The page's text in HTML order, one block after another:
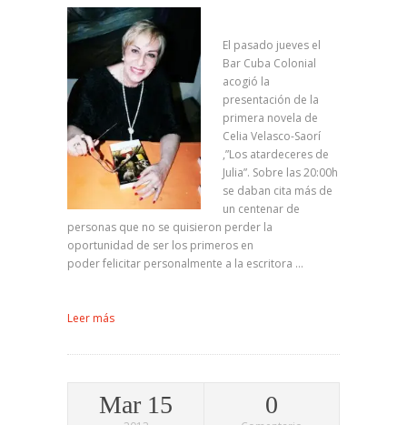
El pasado jueves el
Bar Cuba Colonial
acogió la
presentación de la
primera novela de
Celia Velasco-Saorí
,”Los atardeceres de
Julia”. Sobre las 20:00h
se daban cita más de
un centenar de
personas que no se quisieron perder la
oportunidad de ser los primeros en
poder felicitar personalmente a la escritora …
Leer más
Mar 15 0